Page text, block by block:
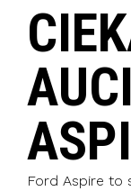
Ford Aspire to